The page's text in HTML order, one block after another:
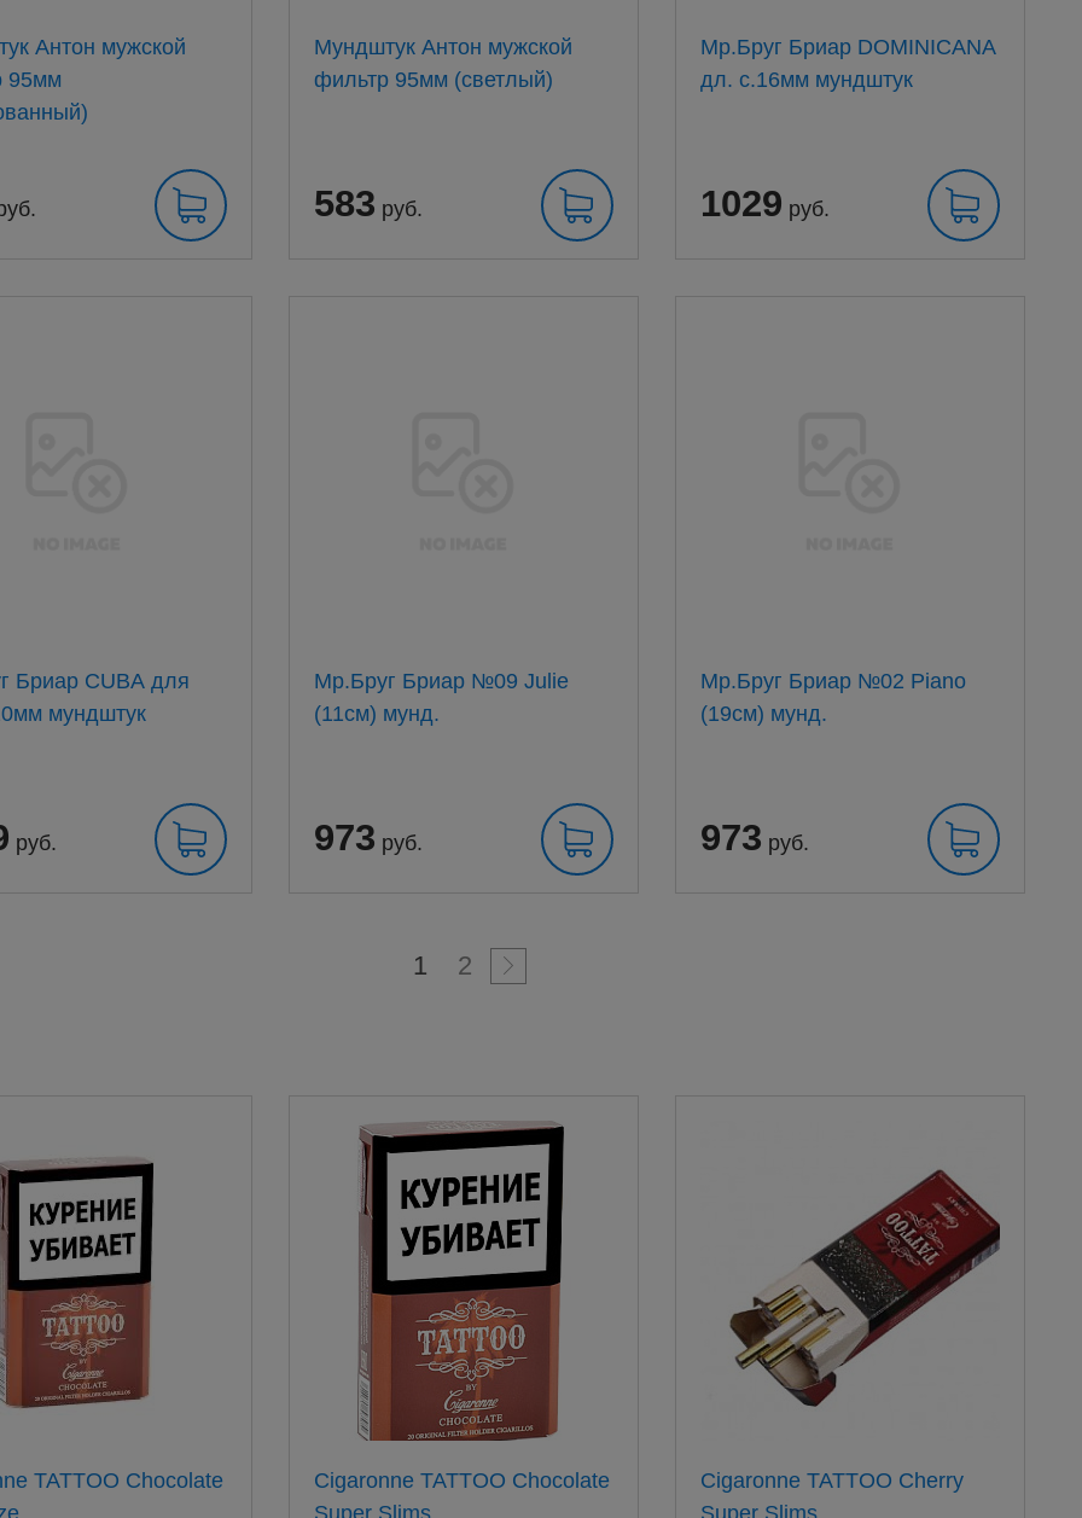
Антон мужской
95мм
Мундштук Антон мужской
фильтр 95мм (светлый)
583 руб.
Мр.Бруг Бриар DOMINICANA
дл. с.16мм мундштук
1029 руб.
Бриар CUBA для
мундштук
руб.
Мр.Бруг Бриар №09 Julie
(11см) мунд.
973 руб.
Мр.Бруг Бриар №02 Piano
(19см) мунд.
973 руб.
1 2
TATTOO Chocolate
Cigaronne TATTOO Chocolate
Super Slims
Cigaronne TATTOO Cherry
Super Slims